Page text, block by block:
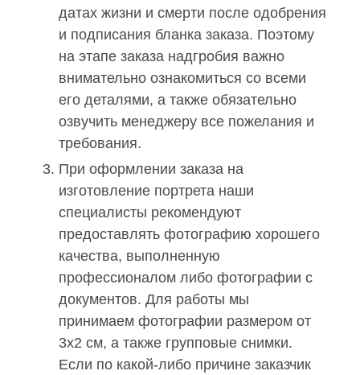
датах жизни и смерти после одобрения
и подписания бланка заказа. Поэтому
на этапе заказа надгробия важно
внимательно ознакомиться со всеми
его деталями, а также обязательно
озвучить менеджеру все пожелания и
требования.
При оформлении заказа на
изготовление портрета наши
специалисты рекомендуют
предоставлять фотографию хорошего
качества, выполненную
профессионалом либо фотографии с
документов. Для работы мы
принимаем фотографии размером от
3х2 см, а также групповые снимки.
Если по какой-либо причине заказчик